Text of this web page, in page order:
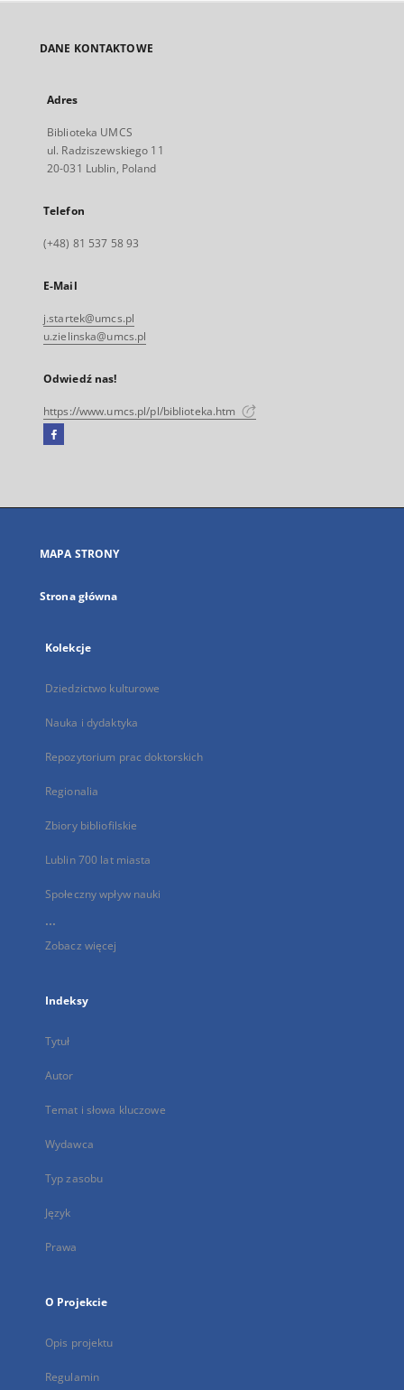
DANE KONTAKTOWE
Adres
Biblioteka UMCS
ul. Radziszewskiego 11
20-031 Lublin, Poland
Telefon
(+48) 81 537 58 93
E-Mail
j.startek@umcs.pl
u.zielinska@umcs.pl
Odwiedź nas!
https://www.umcs.pl/pl/biblioteka.htm
Facebook
się
karcie
MAPA STRONY
Strona główna
Kolekcje
Dziedzictwo kulturowe
Nauka i dydaktyka
Repozytorium prac doktorskich
Regionalia
Zbiory bibliofilskie
Lublin 700 lat miasta
Społeczny wpływ nauki
...
Zobacz więcej
Indeksy
Tytuł
Autor
Temat i słowa kluczowe
Wydawca
Typ zasobu
Język
Prawa
O Projekcie
Opis projektu
Regulamin